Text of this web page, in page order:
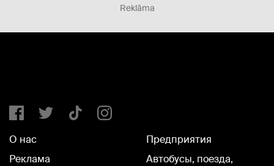
Reklāma
О нас
Реклама
Предприятия
Автобусы, поезда,